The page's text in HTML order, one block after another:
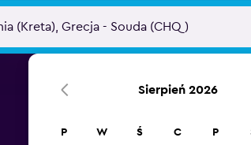
Sierpień 2026
P W Ś C P